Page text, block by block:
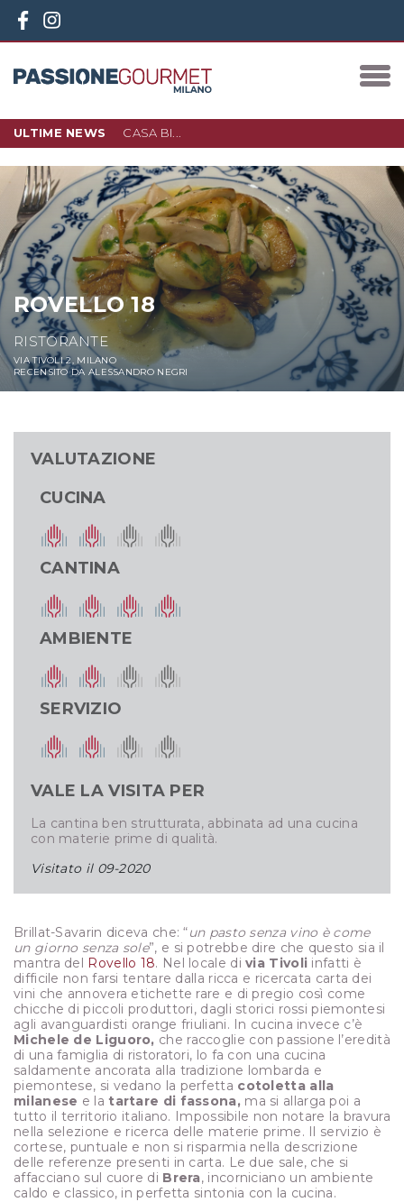
ULTIME NEWS
CASA BI...
10 DICEMBRE 2023
QUARTIERE D…LEGGI DI PIÙ
ROVELLO 18
RISTORANTE
VIA TIVOLI 2, MILANO
RECENSITO DA ALESSANDRO NEGRI
VALUTAZIONE
CUCINA
CANTINA
AMBIENTE
SERVIZIO
VALE LA VISITA PER
La cantina ben strutturata, abbinata ad una cucina
con materie prime di qualità.
Visitato il 09-2020
Brillat-Savarin diceva che: “un pasto senza vino è come
un giorno senza sole”, e si potrebbe dire che questo sia il
mantra del Rovello 18. Nel locale divia Tivoli infatti è
difficile non farsi tentare dalla ricca e ricercata carta dei
vini che annovera etichette rare e di pregio così come
chicche di piccoli produttori, dagli storici rossi piemontesi
agli avanguardisti orange friuliani. In cucina invece c’è
Michele de Liguoro, che raccoglie con passione l’eredità
di una famiglia di ristoratori, lo fa con una cucina
saldamente ancorata alla tradizione lombarda e
piemontese, si vedano la perfetta cotoletta alla
milanese e latartare di fassona, ma si allarga poi a
tutto il territorio italiano. Impossibile non notare la bravura
nella selezione e ricerca delle materie prime. Il servizio è
cortese, puntuale e non si risparmia nella descrizione
delle referenze presenti in carta. Le due sale, che si
affacciano sul cuore di Brera, incorniciano un ambiente
caldo e classico, in perfetta sintonia con la cucina.